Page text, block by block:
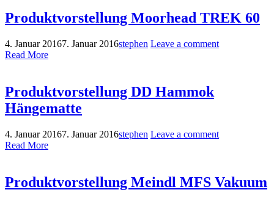
Produktvorstellung Moorhead TREK 60
4. Januar 20167. Januar 2016stephen Leave a comment
Read More
Produktvorstellung DD Hammok
Hängematte
4. Januar 20167. Januar 2016stephen Leave a comment
Read More
Produktvorstellung Meindl MFS Vakuum